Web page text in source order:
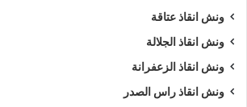
ونش انقاذ عتاقة
ونش انقاذ الجلالة
ونش انقاذ الزعفرانة
ونش انقاذ راس الصدر